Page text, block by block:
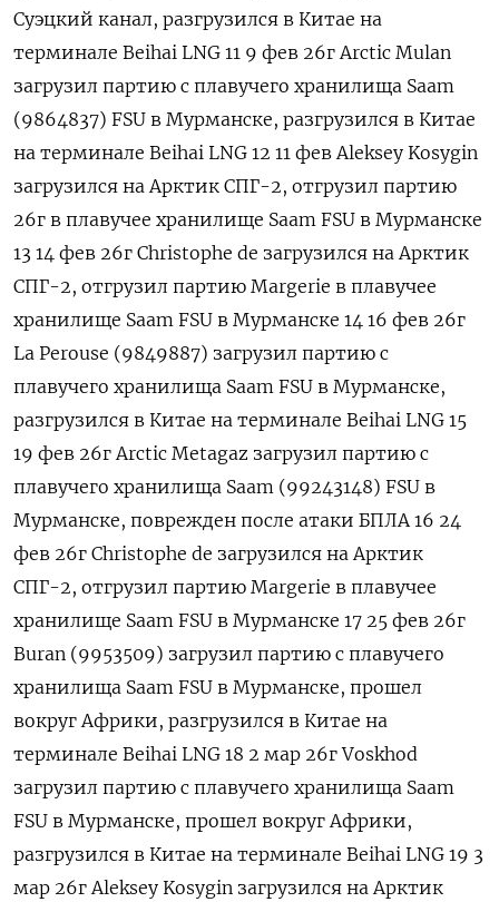
Суэцкий канал, разгрузился в Китае на
терминале Beihai LNG 11 9 фев 26г Arctic Mulan
загрузил партию ​с плавучего хранилища Saam
(9864837) FSU в Мурманске, разгрузился в Китае
на терминале Beihai LNG 12 11 фев Aleksey Kosygin
загрузился на Арктик СПГ-2, отгрузил партию
26г в плавучее хранилище Saam FSU в Мурманске
13 14 фев 26г Сhristophe de загрузился на Арктик
СПГ-2, ‌отгрузил партию Margerie в плавучее
хранилище Saam FSU в Мурманске 14 16 фев 26г
La Perouse (9849887) загрузил партию с
плавучего хранилища Saam FSU в Мурманске,
разгрузился в Китае на терминале Beihai LNG 15
19 фев 26г Arctic Metagaz загрузил партию с
плавучего хранилища Saam (99243148) FSU в
Мурманске, поврежден после атаки БПЛА 16 24
фев 26г Сhristophe de загрузился на Арктик
СПГ-2, отгрузил партию Margerie в плавучее
хранилище Saam FSU в Мурманске 17 25 ​фев 26г
Buran (9953509) загрузил партию с плавучего
хранилища Saam FSU в Мурманске, ​прошел
вокруг Африки, разгрузился в Китае на
терминале Beihai ‌LNG 18 2 мар 26г Voskhod
загрузил партию с плавучего хранилища Saam
FSU в Мурманске, прошел вокруг Африки,
разгрузился в Китае на терминале Beihai LNG 19 3
мар 26г Aleksey Kosygin загрузился на Арктик